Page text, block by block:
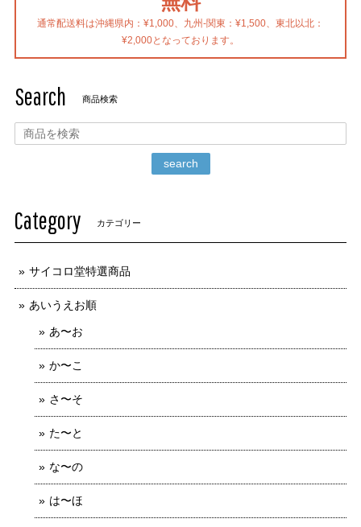
通常配送料は沖縄県内：¥1,000、九州-関東：¥1,500、東北以北：
¥2,000となっております。
Search 商品検索
search
Category カテゴリー
サイコロ堂特選商品
あいうえお順
あ〜お
か〜こ
さ〜そ
た〜と
な〜の
は〜ほ